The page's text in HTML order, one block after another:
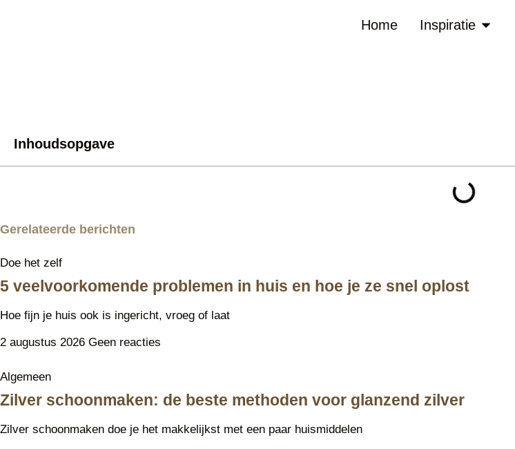
Home Inspiratie
Inhoudsopgave
Gerelateerde berichten
Doe het zelf
5 veelvoorkomende problemen in huis en hoe je ze snel oplost
Hoe fijn je huis ook is ingericht, vroeg of laat
2 augustus 2026 Geen reacties
Algemeen
Zilver schoonmaken: de beste methoden voor glanzend zilver
Zilver schoonmaken doe je het makkelijkst met een paar huismiddelen